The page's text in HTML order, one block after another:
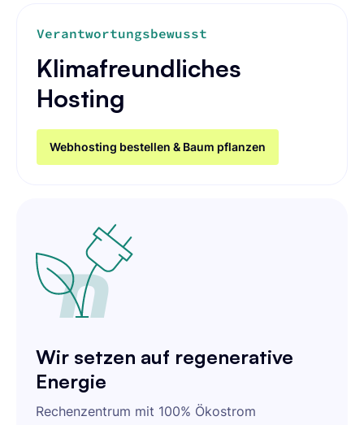
Verantwortungsbewusst
Klimafreundliches
Hosting
Webhosting bestellen & Baum pflanzen
Wir setzen auf regenerative
Energie
Rechenzentrum mit 100% Ökostrom